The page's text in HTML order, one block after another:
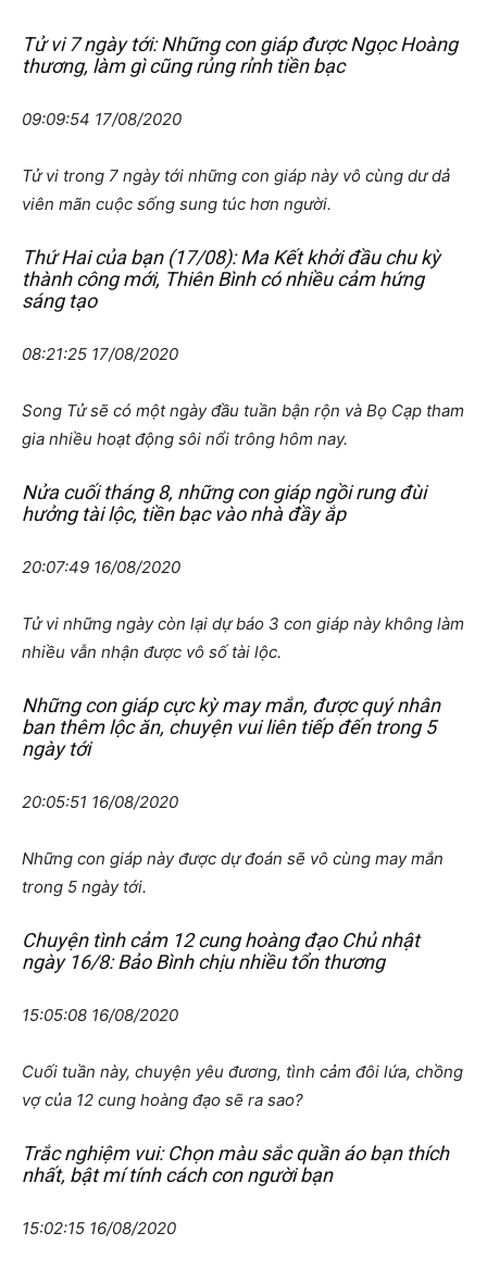
Tử vi 7 ngày tới: Những con giáp được Ngọc Hoàng
thương, làm gì cũng rủng rỉnh tiền bạc
09:09:54 17/08/2020
Tử vi trong 7 ngày tới những con giáp này vô cùng dư dả
viên mãn cuộc sống sung túc hơn người.
Thứ Hai của bạn (17/08): Ma Kết khởi đầu chu kỳ
thành công mới, Thiên Bình có nhiều cảm hứng
sáng tạo
08:21:25 17/08/2020
Song Tử sẽ có một ngày đầu tuần bận rộn và Bọ Cạp tham
gia nhiều hoạt động sôi nổi trông hôm nay.
Nửa cuối tháng 8, những con giáp ngồi rung đùi
hưởng tài lộc, tiền bạc vào nhà đầy ắp
20:07:49 16/08/2020
Tử vi những ngày còn lại dự báo 3 con giáp này không làm
nhiều vẫn nhận được vô số tài lộc.
Những con giáp cực kỳ may mắn, được quý nhân
ban thêm lộc ăn, chuyện vui liên tiếp đến trong 5
ngày tới
20:05:51 16/08/2020
Những con giáp này được dự đoán sẽ vô cùng may mắn
trong 5 ngày tới.
Chuyện tình cảm 12 cung hoàng đạo Chủ nhật
ngày 16/8: Bảo Bình chịu nhiều tổn thương
15:05:08 16/08/2020
Cuối tuần này, chuyện yêu đương, tình cảm đôi lứa, chồng
vợ của 12 cung hoàng đạo sẽ ra sao?
Trắc nghiệm vui: Chọn màu sắc quần áo bạn thích
nhất, bật mí tính cách con người bạn
15:02:15 16/08/2020